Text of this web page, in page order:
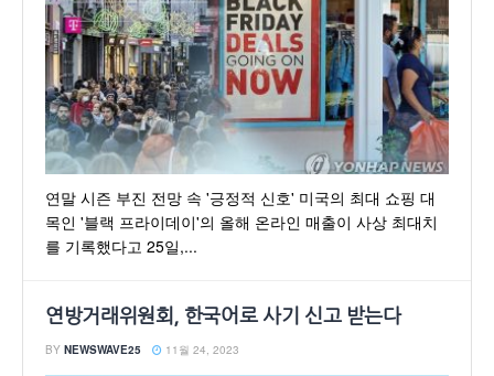
연말 시즌 부진 전망 속 '긍정적 신호' 미국의 최대 쇼핑 대
목인 '블랙 프라이데이'의 올해 온라인 매출이 사상 최대치
를 기록했다고 25일,...
연방거래위원회, 한국어로 사기 신고 받는다
BY NEWSWAVE25 11월 24, 2023